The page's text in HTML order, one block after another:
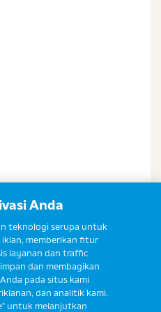
Anda
teknologi serupa untuk
memberikan fitur
layanan dan traffic
dan membagikan
pada situs kami
dan analitik kami.
untuk melanjutkan